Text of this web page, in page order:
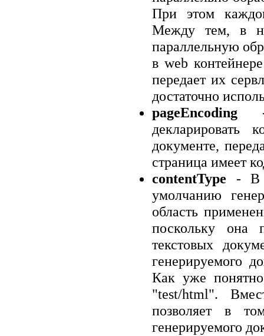
При этом
Между тем, в
параллельную
в web
передает их
достаточно
pageEncoding -
декларировать
документе,
страница имеет
contentType - В
умолчанию
область
поскольку она
текстовых
генерируемого
Как уже
"test/html".
позволяет в
генерируемого